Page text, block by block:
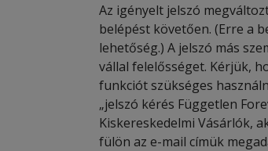
Az igényelt jelszó
belépést követően. (Erre a
lehetőség.) A jelszó más
vállal felelősséget. Kérjük,
funkciót szükséges
„jelszó kérés Független
Kiskereskedelmi Vásárlók,
fülön az e-mail címük